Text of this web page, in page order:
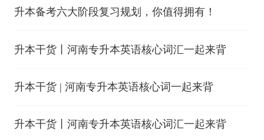
升本备考六大阶段复习规划，你值得拥有！
升本干货丨河南专升本英语核心词汇一起来背
升本干货 | 河南专升本英语核心词一起来背
升本干货丨河南专升本英语核心词汇一起来背